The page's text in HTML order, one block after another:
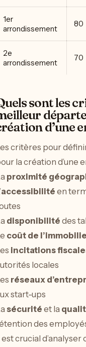
1er
arrondissement
80
2e
arrondissement
70
sont les
d’une
critères pour
la création d’une
proximité
accessibilité en
disponibilité des
coût de
incitations
locales
réseaux
start-ups
sécurité et la
des
est crucial